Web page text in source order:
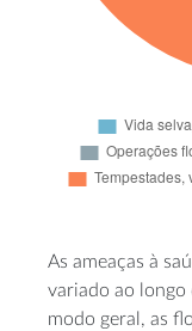
As ameaças à
variado ao longo
modo geral, as